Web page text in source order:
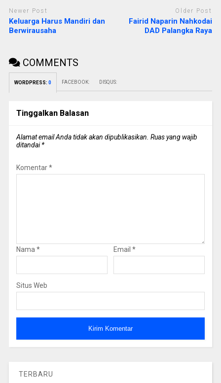
Newer Post
Keluarga Harus Mandiri dan
Berwirausaha
Older Post
Fairid Naparin Nahkodai
DAD Palangka Raya
COMMENTS
WORDPRESS: 0 FACEBOOK: DISQUS:
Tinggalkan Balasan
Alamat email Anda tidak akan dipublikasikan. Ruas yang wajib
ditandai*
Komentar*
Nama * Email *
Situs Web
TERBARU